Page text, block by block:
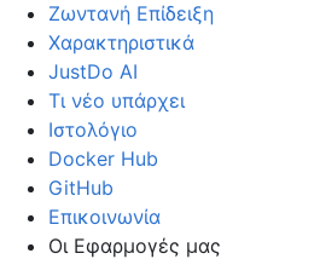
Ζωντανή Επίδειξη
Χαρακτηριστικά
JustDo AI
Τι νέο υπάρχει
Ιστολόγιο
Docker Hub
GitHub
Επικοινωνία
Οι Εφαρμογές μας